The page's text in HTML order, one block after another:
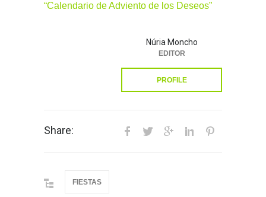
“Calendario de Adviento de los Deseos”
Núria Moncho
EDITOR
PROFILE
Share:
FIESTAS